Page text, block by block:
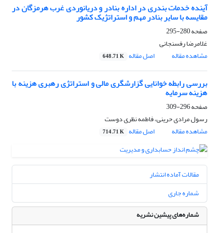
آینده خدمات بندری در اداره بنادر و دریانوردی غرب هرمزگان در
مقایسه با سایر بنادر مهم و استراتژیک کشور
صفحه280-295
غلامرضا رفسنجانی
مشاهده مقاله
اصل مقاله 648.71 K
بررسی رابطه خوانایی گزارشگری مالی و استراتژی رهبری هزینه با
هزینه سرمایه
صفحه296-309
رسول مرادی حرینی، فاطمه نظری دوست
مشاهده مقاله
اصل مقاله 714.71 K
مقالات آماده انتشار
شماره جاری
شماره‌های پیشین نشریه